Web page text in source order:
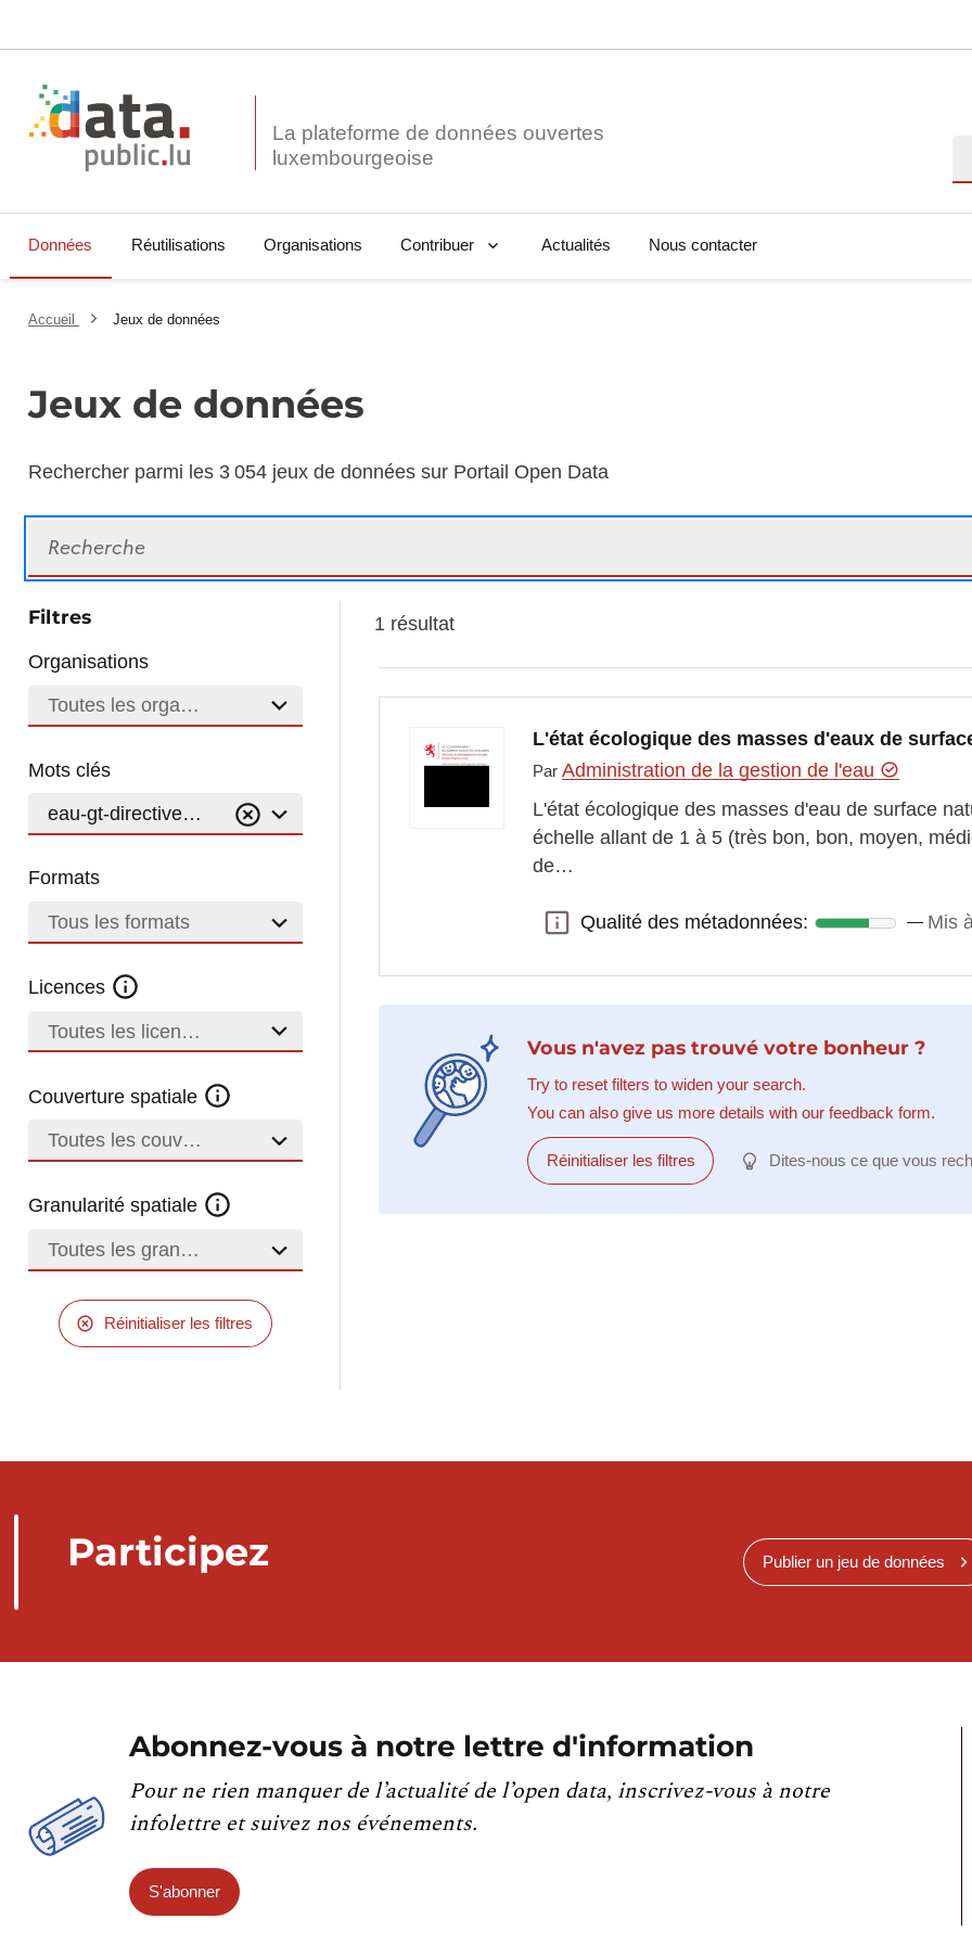
La plateforme de données ouvertes
Données Réutilisations Organisations Contribuer Actualités Nous contacter
Accueil Jeux de données
Jeux de données
Rechercher parmi les 3 054 jeux de données sur Portail Open Data
Filtres
Organisations
Toutes les organisations
Mots clés
eau-gt-directive-cadresurleau-dce-gt-plandegestion2021-grandpublic-gt-environnement
Formats
Tous les formats
Licences
Toutes les licences
Couverture spatiale
Toutes les couvertures
Granularité spatiale
Toutes les granularités
Réinitialiser les filtres
1 résultat
L'état écologique des masses d'eaux de
ParAdministration de la gestion de l'eau
L'état écologique des masses d'eau de surface
échelle allant de 1 à 5 (très bon, bon, moyen,
de…
Qualité des métadonnées:
Qualité des métadonnées: Mis
Vous n'avez pas trouvé votre bonheur ?
Try to reset filters to widen your search.
You can also give us more details with our feedback form.
Réinitialiser les filtres Dites-nous ce que vous
Participez Publier un jeu de données
Abonnez-vous à notre lettre d'information
Pour ne rien manquer de l’actualité de l’open data, inscrivez-vous à notre
infolettre et suivez nos événements.
S'abonner